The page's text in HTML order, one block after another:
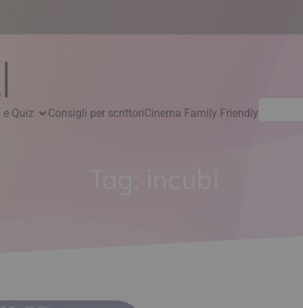
e Quiz Consigli per scrittoriCinema Family Friendlyper: